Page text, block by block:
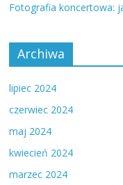
Fotografia koncertowa:
Archiwa
lipiec 2024
czerwiec 2024
maj 2024
kwiecień 2024
marzec 2024